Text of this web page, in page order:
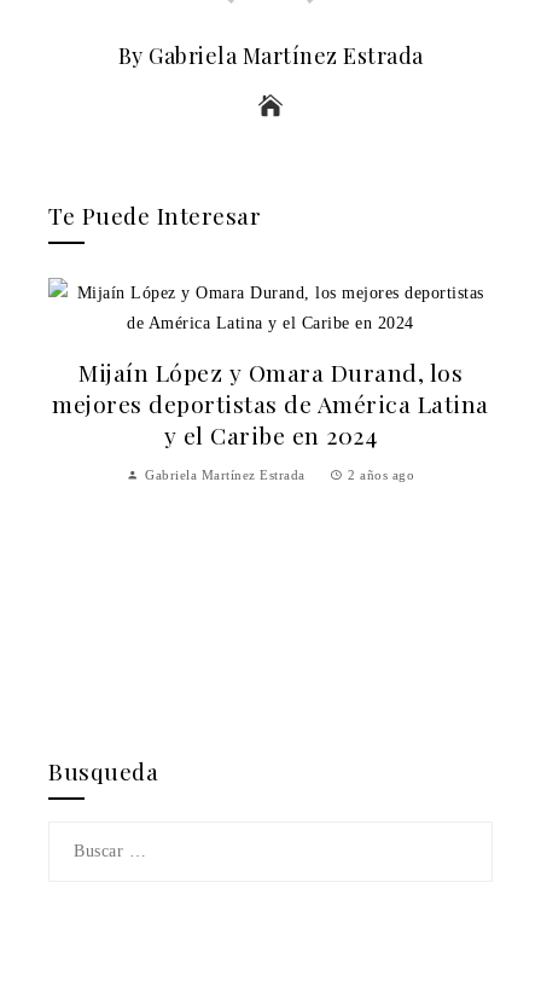
By Gabriela Martínez Estrada
Te Puede Interesar
Mijaín López y Omara Durand, los
mejores deportistas de América Latina
y el Caribe en 2024
Gabriela Martínez Estrada 2 años ago
Busqueda